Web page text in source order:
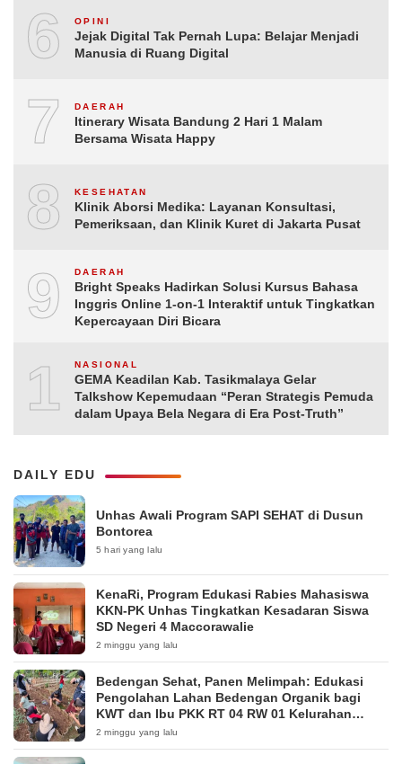
6 OPINI
Jejak Digital Tak Pernah Lupa: Belajar Menjadi
Manusia di Ruang Digital
7 DAERAH
Itinerary Wisata Bandung 2 Hari 1 Malam
Bersama Wisata Happy
8 KESEHATAN
Klinik Aborsi Medika: Layanan Konsultasi,
Pemeriksaan, dan Klinik Kuret di Jakarta Pusat
9 DAERAH
Bright Speaks Hadirkan Solusi Kursus Bahasa
Inggris Online 1-on-1 Interaktif untuk Tingkatkan
Kepercayaan Diri Bicara
10NASIONAL
GEMA Keadilan Kab. Tasikmalaya Gelar
Talkshow Kepemudaan “Peran Strategis Pemuda
dalam Upaya Bela Negara di Era Post-Truth”
DAILY EDU
Unhas Awali Program SAPI SEHAT di Dusun
Bontorea
5 hari yang lalu
KenaRi, Program Edukasi Rabies Mahasiswa
KKN-PK Unhas Tingkatkan Kesadaran Siswa
SD Negeri 4 Maccorawalie
2 minggu yang lalu
Bedengan Sehat, Panen Melimpah: Edukasi
Pengolahan Lahan Bedengan Organik bagi
KWT dan Ibu PKK RT 04 RW 01 Kelurahan
Pakintelan
2 minggu yang lalu